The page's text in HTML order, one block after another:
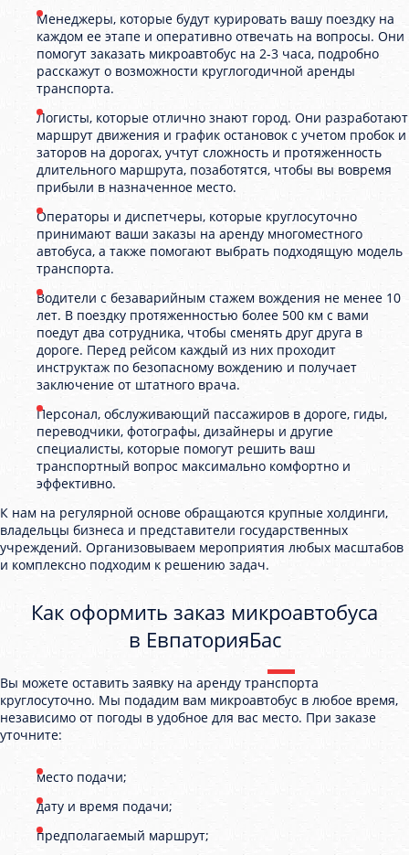
Менеджеры, которые будут курировать вашу поездку на
каждом ее этапе и оперативно отвечать на вопросы. Они
помогут заказать микроавтобус на 2-3 часа, подробно
расскажут о возможности круглогодичной аренды
транспорта.
Логисты, которые отлично знают город. Они разработают
маршрут движения и график остановок с учетом пробок и
заторов на дорогах, учтут сложность и протяженность
длительного маршрута, позаботятся, чтобы вы вовремя
прибыли в назначенное место.
Операторы и диспетчеры, которые круглосуточно
принимают ваши заказы на аренду многоместного
автобуса, а также помогают выбрать подходящую модель
транспорта.
Водители с безаварийным стажем вождения не менее 10
лет. В поездку протяженностью более 500 км с вами
поедут два сотрудника, чтобы сменять друг друга в
дороге. Перед рейсом каждый из них проходит
инструктаж по безопасному вождению и получает
заключение от штатного врача.
Персонал, обслуживающий пассажиров в дороге, гиды,
переводчики, фотографы, дизайнеры и другие
специалисты, которые помогут решить ваш
транспортный вопрос максимально комфортно и
эффективно.
К нам на регулярной основе обращаются крупные холдинги,
владельцы бизнеса и представители государственных
учреждений. Организовываем мероприятия любых масштабов
и комплексно подходим к решению задач.
Как оформить заказ микроавтобуса
в ЕвпаторияБас
Вы можете оставить заявку на аренду транспорта
круглосуточно. Мы подадим вам микроавтобус в любое время,
независимо от погоды в удобное для вас место. При заказе
уточните:
место подачи;
дату и время подачи;
предполагаемый маршрут;